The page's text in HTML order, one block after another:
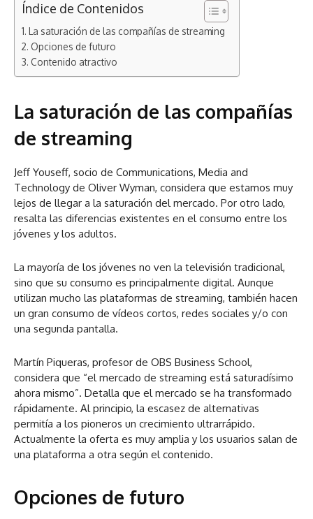
Índice de Contenidos
La saturación de las compañías de streaming
Opciones de futuro
Contenido atractivo
La saturación de las compañías
de streaming
Jeff Youseff, socio de Communications, Media and
Technology de Oliver Wyman, considera que estamos muy
lejos de llegar a la saturación del mercado. Por otro lado,
resalta las diferencias existentes en el consumo entre los
jóvenes y los adultos.
La mayoría de los jóvenes no ven la televisión tradicional,
sino que su consumo es principalmente digital. Aunque
utilizan mucho las plataformas de streaming, también hacen
un gran consumo de vídeos cortos, redes sociales y/o con
una segunda pantalla.
Martín Piqueras, profesor de OBS Business School,
considera que “el mercado de streaming está saturadísimo
ahora mismo”. Detalla que el mercado se ha transformado
rápidamente. Al principio, la escasez de alternativas
permitía a los pioneros un crecimiento ultrarrápido.
Actualmente la oferta es muy amplia y los usuarios salan de
una plataforma a otra según el contenido.
Opciones de futuro